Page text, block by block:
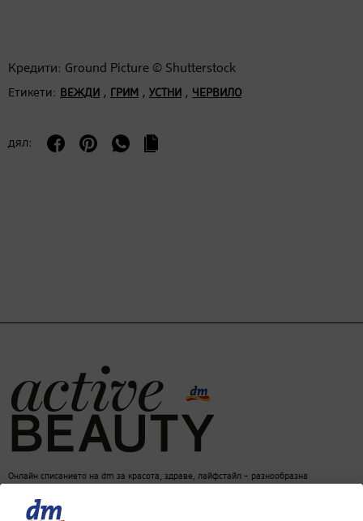
Кредити: Ground Picture © Shutterstock
Етикети: ВЕЖДИ , ГРИМ , УСТНИ , ЧЕРВИЛО
дял:
Онлайн списанието на dm за красота, здраве, лайфстайл – разнообразна